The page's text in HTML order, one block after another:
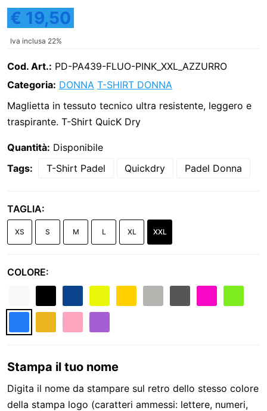
€ 19,50
Iva inclusa 22%
Cod. Art.: PD-PA439-FLUO-PINK_XXL_AZZURRO
Categoria: DONNA T-SHIRT DONNA
Maglietta in tessuto tecnico ultra resistente, leggero e
traspirante. T-Shirt QuicK Dry
Quantità: Disponibile
Tags:
T-Shirt Padel Quickdry Padel Donna
TAGLIA:
XS S M L XL XXL
COLORE:
Stampa il tuo nome
Digita il nome da stampare sul retro dello stesso colore
della stampa logo (caratteri ammessi: lettere, numeri,